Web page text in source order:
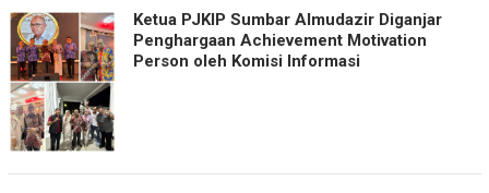
Ketua PJKIP Sumbar Almudazir Diganjar
Penghargaan Achievement Motivation
Person oleh Komisi Informasi